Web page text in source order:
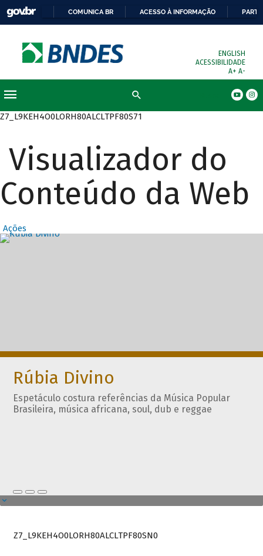
COMUNICA BR ACESSO À INFORMAÇÃO
ENGLISH
ACESSIBILIDADE
A+ A-
Z7_L9KEH4O0LORH80ALCLTPF80S71
Visualizador do
Conteúdo da Web
Ações
Destaques
Rúbia Divino
Espetáculo costura referências da Música Popular
Brasileira, música africana, soul, dub e reggae
Z7_L9KEH4O0LORH80ALCLTPF80SN0